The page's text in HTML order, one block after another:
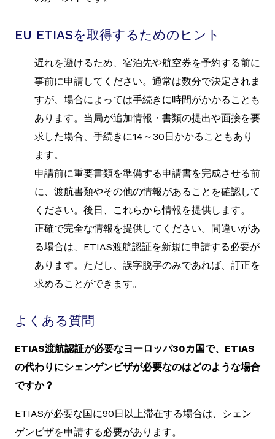
EU ETIASを取得するためのヒント
遅れを避けるため、宿泊先や航空券を予約する前に
事前に申請してください。通常は数分で決定されま
すが、場合によっては手続きに時間がかかることも
あります。当局が追加情報・書類の提出や面接を要
求した場合、手続きに14～30日かかることもあり
ます。
申請前に重要書類を準備する申請書を完成させる前
に、渡航書類やその他の情報があることを確認して
ください。後日、これらから情報を提供します。
正確で完全な情報を提供してください。間違いがあ
る場合は、ETIAS渡航認証を新規に申請する必要が
あります。ただし、誤字脱字のみであれば、訂正を
求めることができます。
よくある質問
ETIAS渡航認証が必要なヨーロッパ30カ国で、ETIAS
の代わりにシェンゲンビザが必要なのはどのような場合
ですか？
ETIASが必要な国に90日以上滞在する場合は、シェン
ゲンビザを申請する必要があります。